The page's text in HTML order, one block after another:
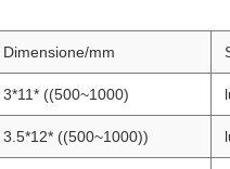
Dimensione/mm
3*11* ((500~1000)
3.5*12* ((500~1000))